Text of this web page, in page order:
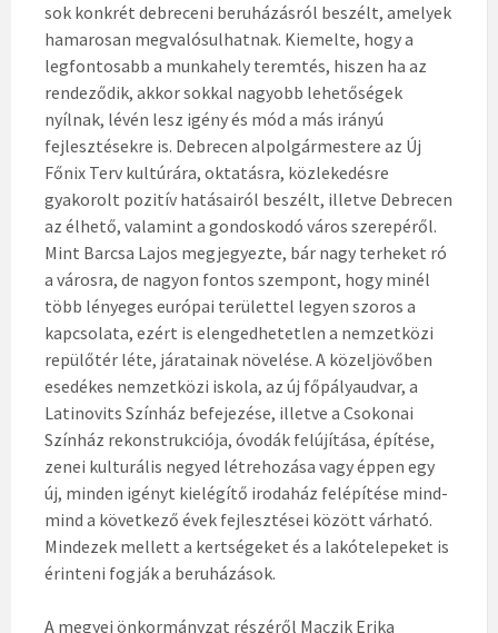
sok konkrét debreceni beruházásról beszélt, amelyek
hamarosan megvalósulhatnak. Kiemelte, hogy a
legfontosabb a munkahely teremtés, hiszen ha az
rendeződik, akkor sokkal nagyobb lehetőségek
nyílnak, lévén lesz igény és mód a más irányú
fejlesztésekre is. Debrecen alpolgármestere az Új
Főnix Terv kultúrára, oktatásra, közlekedésre
gyakorolt pozitív hatásairól beszélt, illetve Debrecen
az élhető, valamint a gondoskodó város szerepéről.
Mint Barcsa Lajos megjegyezte, bár nagy terheket ró
a városra, de nagyon fontos szempont, hogy minél
több lényeges európai területtel legyen szoros a
kapcsolata, ezért is elengedhetetlen a nemzetközi
repülőtér léte, járatainak növelése. A közeljövőben
esedékes nemzetközi iskola, az új főpályaudvar, a
Latinovits Színház befejezése, illetve a Csokonai
Színház rekonstrukciója, óvodák felújítása, építése,
zenei kulturális negyed létrehozása vagy éppen egy
új, minden igényt kielégítő irodaház felépítése mind-
mind a következő évek fejlesztései között várható.
Mindezek mellett a kertségeket és a lakótelepeket is
érinteni fogják a beruházások.
A megyei önkormányzat részéről Maczik Erika